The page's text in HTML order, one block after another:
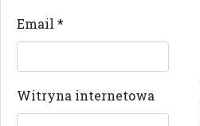
Email *
Witryna internetowa